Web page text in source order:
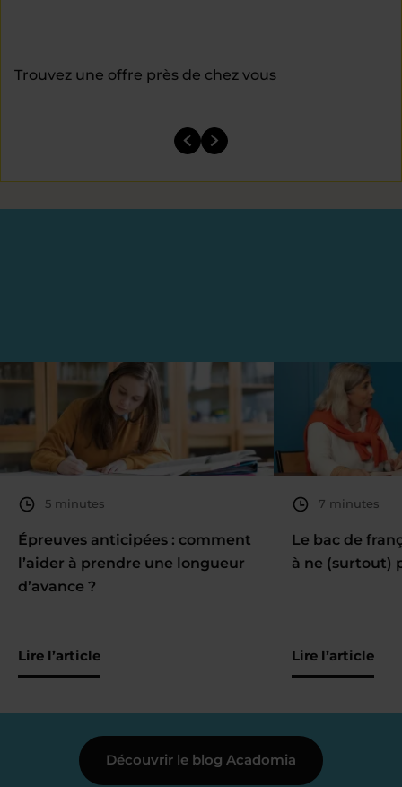
Trouvez une offre près de chez vous
5 minutes
Épreuves anticipées : comment
l’aider à prendre une longueur
d’avance ?
Lire l’article
7 minutes
Le bac de
à ne (surtout)
Lire l’article
Découvrir le blog Acadomia